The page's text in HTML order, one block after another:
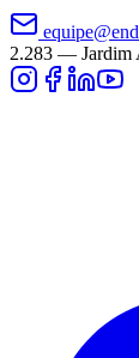
2.283 — Jardim